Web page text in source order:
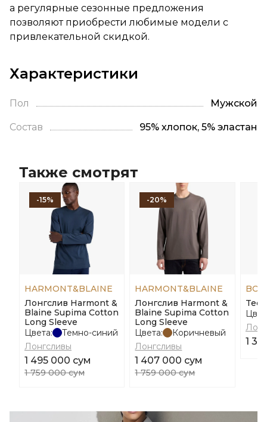
а регулярные сезонные предложения
позволяют приобрести любимые модели с
привлекательной скидкой.
Характеристики
Пол Мужской
Состав 95% хлопок, 5% эластан
Также смотрят
-15%
HARMONT&BLAINE
Лонгслив Harmont &
Blaine Supima Cotton
Long Sleeve
Цвета:
Темно-синий
Лонгсливы
1 495 000 сум
1 759 000 сум
-20%
HARMONT&BLAINE
Лонгслив Harmont &
Blaine Supima Cotton
Long Sleeve
Цвета:
Коричневый
Лонгсливы
1 407 000 сум
1 759 000 сум
Tee
1